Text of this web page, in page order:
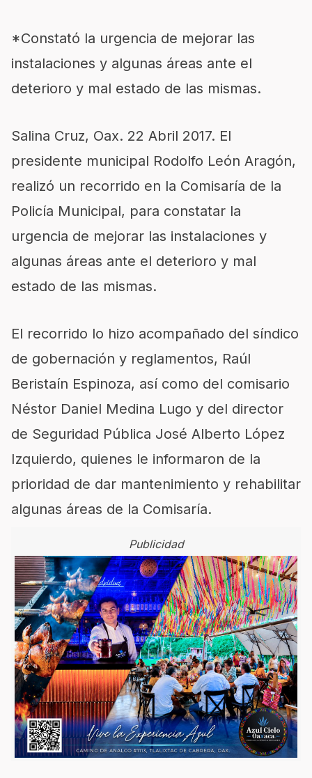
*Constató la urgencia de mejorar las
instalaciones y algunas áreas ante el
deterioro y mal estado de las mismas.
Salina Cruz, Oax. 22 Abril 2017. El
presidente municipal Rodolfo León Aragón,
realizó un recorrido en la Comisaría de la
Policía Municipal, para constatar la
urgencia de mejorar las instalaciones y
algunas áreas ante el deterioro y mal
estado de las mismas.
El recorrido lo hizo acompañado del síndico
de gobernación y reglamentos, Raúl
Beristaín Espinoza, así como del comisario
Néstor Daniel Medina Lugo y del director
de Seguridad Pública José Alberto López
Izquierdo, quienes le informaron de la
prioridad de dar mantenimiento y rehabilitar
algunas áreas de la Comisaría.
Publicidad